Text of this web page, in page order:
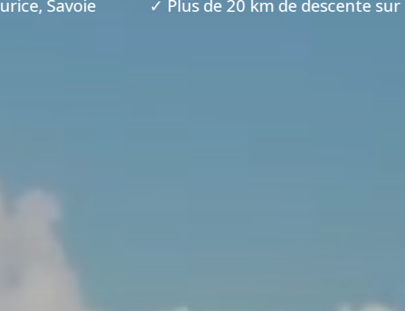
✓ Plus de 20 km de descente sur l’Isère ✓